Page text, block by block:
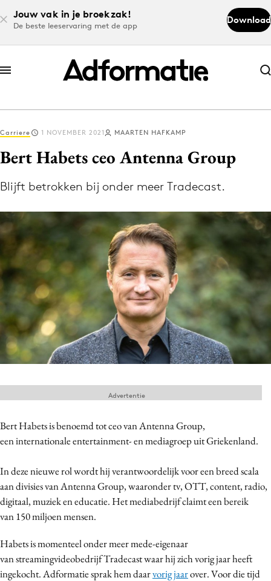
Jouw vak in je broekzak!
De beste leeservaring met de app
Download
Abonneer nu
Abonneer nu
Log in
Download de app
Nieuws app
Menu
Home
9 sept: GenAI-training
Adverteren
Opleidingen
Academy
Partners
Topics
Campagnes
Carriere 1 NOVEMBER 2021 MAARTEN HAFKAMP
Bert Habets ceo Antenna Group
Blijft betrokken bij onder meer Tradecast.
Bert Habets is benoemd tot ceo van Antenna Group,
een internationale entertainment- en mediagroep uit Griekenland.
In deze nieuwe rol wordt hij verantwoordelijk voor een breed scala
aan divisies van Antenna Group, waaronder tv, OTT, content, radio,
digitaal, muziek en educatie. Het mediabedrijf claimt een bereik
van 150 miljoen mensen.
Habets is momenteel onder meer mede-eigenaar
van streamingvideobedrijf Tradecast waar hij zich vorig jaar heeft
ingekocht. Adformatie sprak hem daarvorig jaarover. Voor die tijd
Advertentie